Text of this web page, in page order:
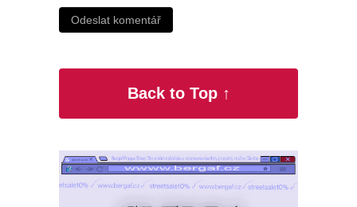
Back to Top ↑